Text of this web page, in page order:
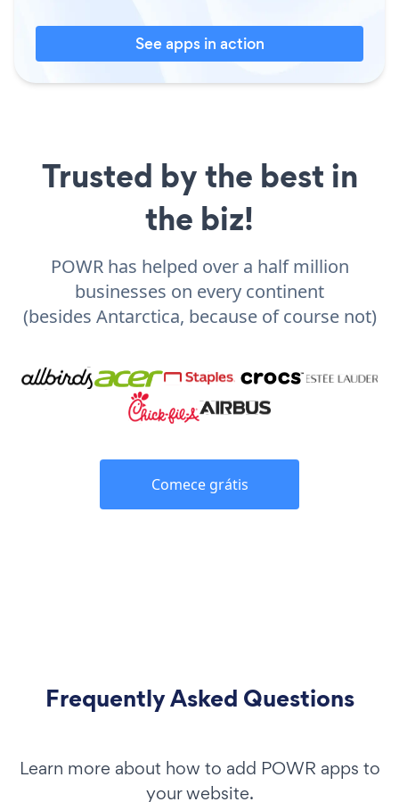
See apps in action
Trusted by the best in
the biz!
POWR has helped over a half million
businesses on every continent
(besides Antarctica, because of course not)
Comece grátis
Frequently Asked Questions
Learn more about how to add POWR apps to
your website.